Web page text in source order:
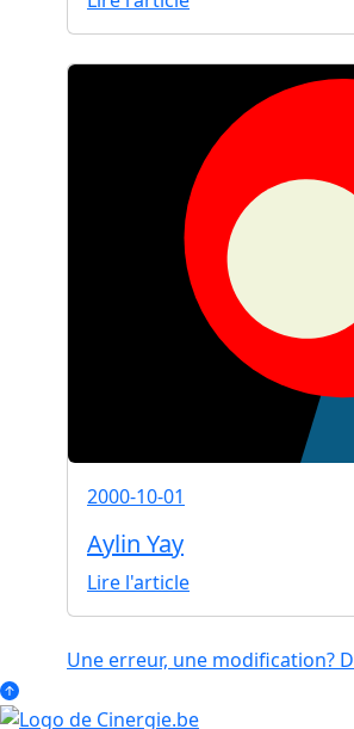
2000-10-01
Aylin Yay
Lire l'article
Une erreur, une modification?